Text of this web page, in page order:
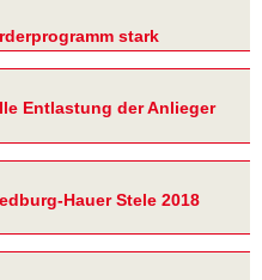
stark
Entlastung der Anlieger
Hauer Stele 2018